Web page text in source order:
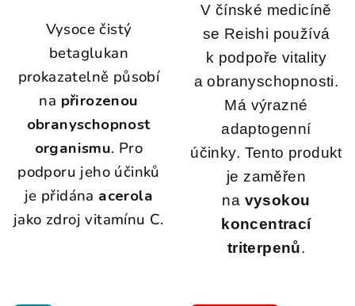
Vysoce čistý
betaglukan
prokazatelně působí
na přirozenou
obranyschopnost
organismu. Pro
podporu jeho účinků
je přidána acerola
jako zdroj vitamínu C.
V čínské medicíně
se Reishi používá
k podpoře vitality
a obranyschopnosti.
Má výrazné
adaptogenní
účinky. Tento produkt
je zaměřen
na vysokou
koncentrací
triterpenů.